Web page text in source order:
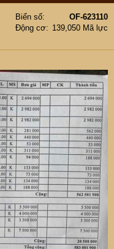
Biển số
OF-623110
Động cơ
139,050 Mã lực